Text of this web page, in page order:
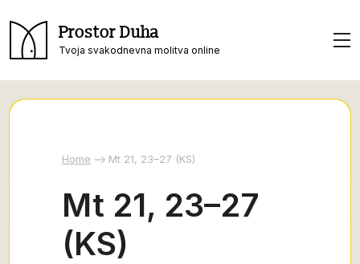
Prostor Duha
Tvoja svakodnevna molitva online
Home Mt 21, 23–27 (KS)
Mt 21, 23–27
(KS)